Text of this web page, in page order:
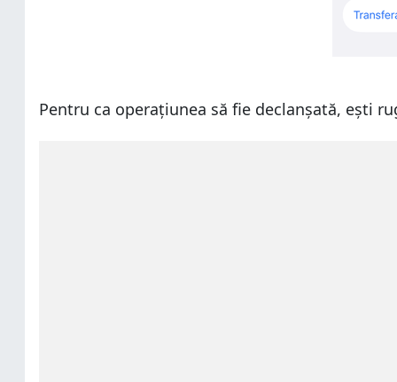
Pentru ca operațiunea să fie declanșată, ești